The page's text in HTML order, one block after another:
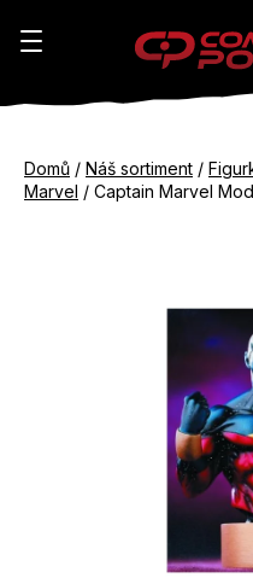
Domů / Náš sortiment /
Marvel / Captain Marvel
K
do
do